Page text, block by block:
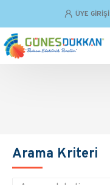
ÜYE GIRIŞI
Arama Kriteri